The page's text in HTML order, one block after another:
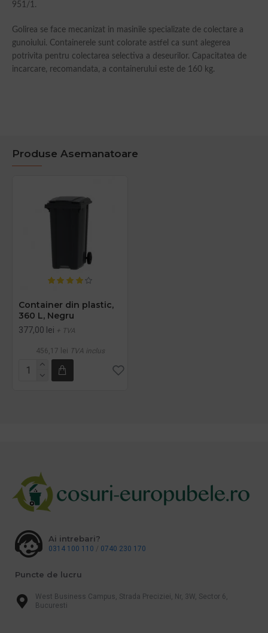
951/1.
Golirea se face mecanizat in masinile specializate de colectare a
gunoiului. Containerele sunt colorate astfel ca sunt alegerea
potrivita pentru colectarea selectiva a deseurilor. Capacitatea de
incarcare, recomandata, a containerului este de 160 kg.
Produse Asemanatoare
Container din plastic,
360 L, Negru
377,00 lei + TVA
456,17 lei TVA inclus
Ai intrebari?
0314 100 110 / 0740 230 170
Puncte de lucru
West Business Campus, Strada Preciziei, Nr, 3W, Sector 6,
Bucuresti